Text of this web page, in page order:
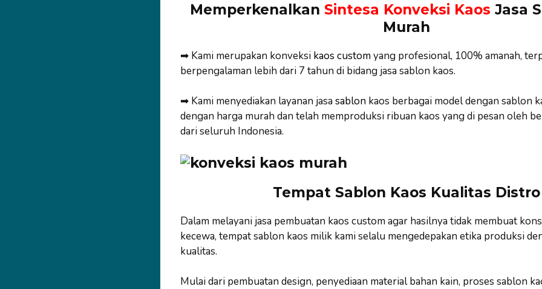
Memperkenalkan Sintesa Konveksi Kaos Jasa
Murah
➡ Kami merupakan konveksi kaos customyang profesional, 100% amanah,
berpengalaman lebih dari 7 tahun di bidang jasa sablon kaos.
➡ Kami menyediakan layanan jasa sablonkaos berbagai model dengan sablon
dengan harga murah dan telah memproduksi ribuan kaos yang di pesan oleh
dari seluruh Indonesia.
Tempat Sablon Kaos Kualitas Distro
Dalam melayani jasa pembuatan kaos custom agar hasilnya tidak membuat
kecewa, tempat sablon kaos milik kami selalu mengedepakan etika produksi
kualitas.
Mulai dari pembuatan design, penyediaan material bahan kain, proses sablon